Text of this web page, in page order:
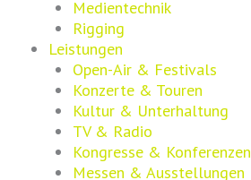
Medientechnik
Rigging
Leistungen
Open-Air & Festivals
Konzerte & Touren
Kultur & Unterhaltung
TV & Radio
Kongresse & Konferenzen
Messen & Ausstellungen